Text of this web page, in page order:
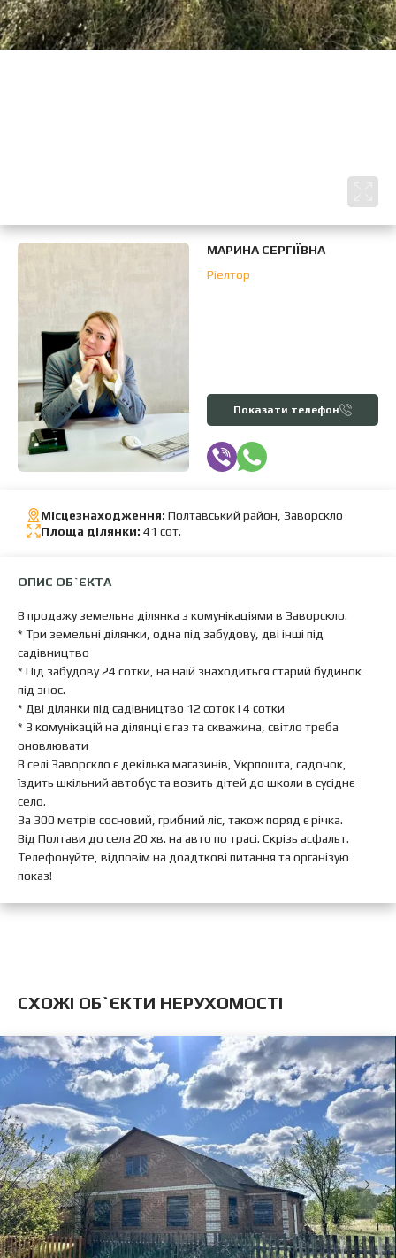
МАРИНА СЕРГІЇВНА
Ріелтор
Показати телефон
Місцезнаходження: Полтавський район, Заворскло
Площа ділянки: 41 сот.
ОПИС ОБ`ЄКТА
В продажу земельна ділянка з комунікаціями в Заворскло.
* Три земельні ділянки, одна під забудову, дві інші під
садівництво
* Під забудову 24 сотки, на наій знаходиться старий будинок
під знос.
* Дві ділянки під садівництво 12 соток і 4 сотки
* З комунікацій на ділянці є газ та скважина, світло треба
оновлювати
В селі Заворскло є декілька магазинів, Укрпошта, садочок,
їздить шкільний автобус та возить дітей до школи в сусіднє
село.
За 300 метрів сосновий, грибний ліс, також поряд є річка.
Від Полтави до села 20 хв. на авто по трасі. Скрізь асфальт.
Телефонуйте, відповім на доадткові питання та організую
показ!
CХОЖІ ОБ`ЄКТИ НЕРУХОМОСТІ